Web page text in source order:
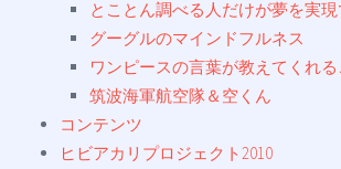
とことん調べる人だけが夢を実現
グーグルのマインドフルネス
ワンピースの言葉が教えてくれる
筑波海軍航空隊＆空くん
コンテンツ
ヒビアカリプロジェクト2010